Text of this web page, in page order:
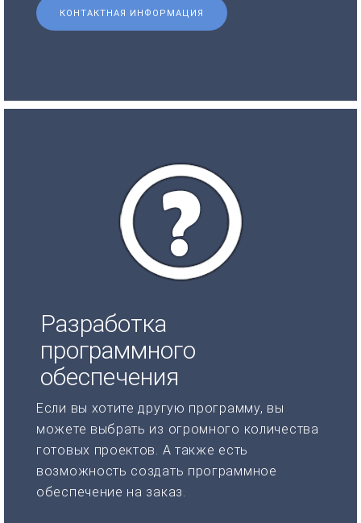
КОНТАКТНАЯ ИНФОРМАЦИЯ
Разработка
программного
обеспечения
Если вы хотите другую программу, вы
можете выбрать из огромного количества
готовых проектов. А также есть
возможность создать программное
обеспечение на заказ.